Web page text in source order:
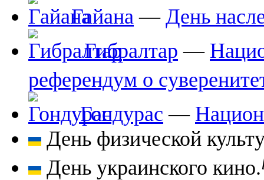
Гайана — День
Гибралтар —
референдум о
Гондурас —
День физической
День украинского кино.